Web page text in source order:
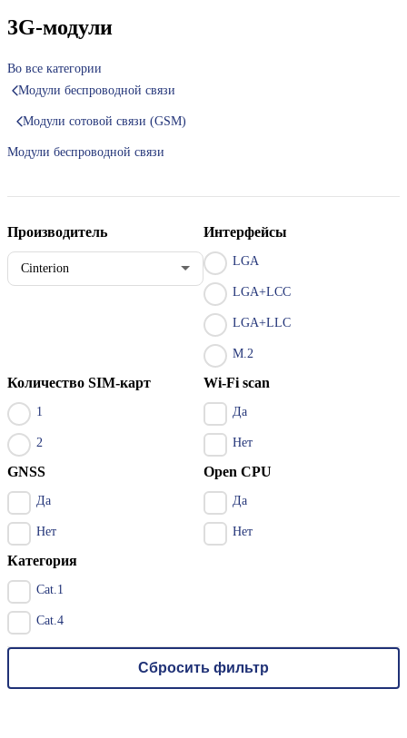
3G-модули
Во все категории
Модули беспроводной связи
Модули сотовой связи (GSM)
Модули беспроводной связи
Производитель
Cinterion
Интерфейсы
LGA
LGA+LCC
LGA+LLC
M.2
Количество SIM-карт
1
2
Wi-Fi scan
Да
Нет
GNSS
Да
Нет
Open CPU
Да
Нет
Категория
Cat.1
Cat.4